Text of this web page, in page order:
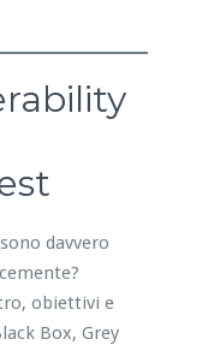
davvero
obiettivi e
Box, Grey